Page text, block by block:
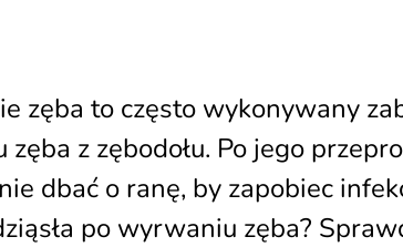
zęba to często wykonywany
zęba z zębodołu. Po jego
dbać o ranę, by zapobiec
po wyrwaniu zęba?